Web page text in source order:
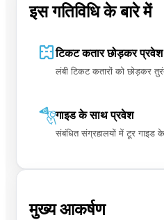
इस गतिविधि के बारे में
टिकट कतार छोड़कर प्रवेश
लंबी टिकट कतारों को छोड़कर
गाइड के साथ प्रवेश
संबंधित संग्रहालयों में टूर गाइड
मुख्य आकर्षण